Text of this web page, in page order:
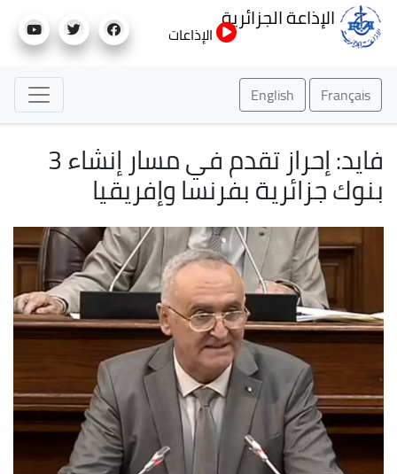
إلى
الإذاعة الجزائرية
الإذاعات
Français
English
فايد: إحراز تقدم في مسار إنشاء 3
بنوك جزائرية بفرنسا وإفريقيا